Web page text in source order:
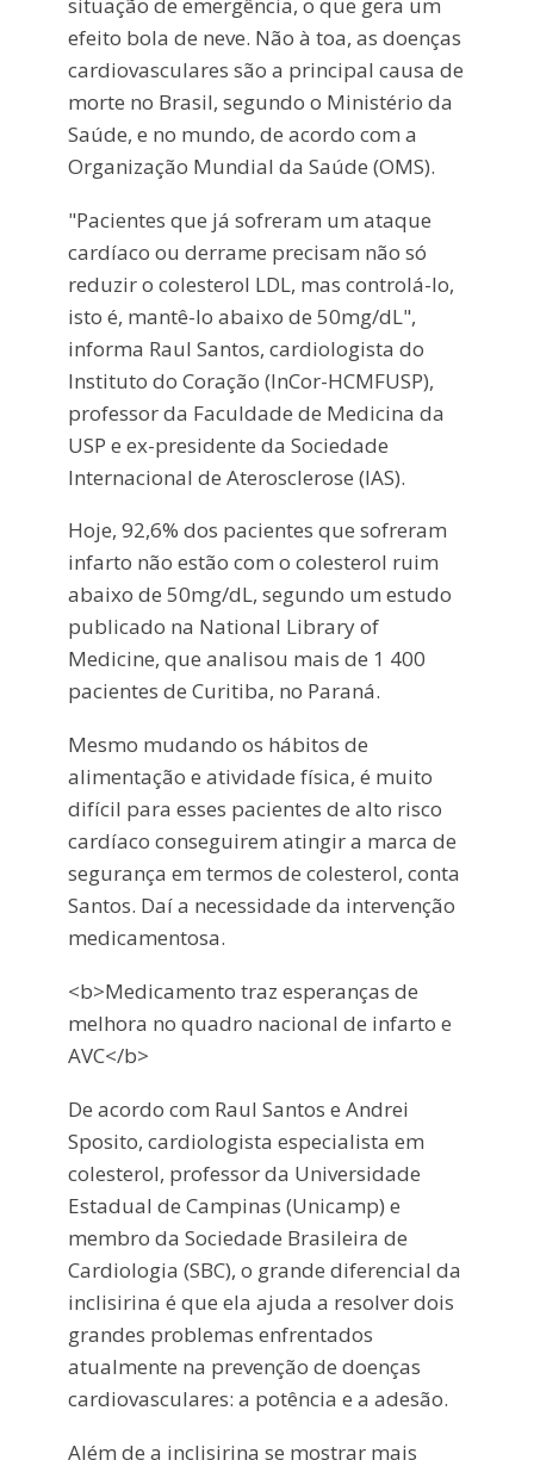
efeito bola de neve. Não à toa, as doenças
cardiovasculares são a principal causa de
morte no Brasil, segundo o Ministério da
Saúde, e no mundo, de acordo com a
Organização Mundial da Saúde (OMS).
"Pacientes que já sofreram um ataque
cardíaco ou derrame precisam não só
reduzir o colesterol LDL, mas controlá-lo,
isto é, mantê-lo abaixo de 50mg/dL",
informa Raul Santos, cardiologista do
Instituto do Coração (InCor-HCMFUSP),
professor da Faculdade de Medicina da
USP e ex-presidente da Sociedade
Internacional de Aterosclerose (IAS).
Hoje, 92,6% dos pacientes que sofreram
infarto não estão com o colesterol ruim
abaixo de 50mg/dL, segundo um estudo
publicado na National Library of
Medicine, que analisou mais de 1 400
pacientes de Curitiba, no Paraná.
Mesmo mudando os hábitos de
alimentação e atividade física, é muito
difícil para esses pacientes de alto risco
cardíaco conseguirem atingir a marca de
segurança em termos de colesterol, conta
Santos. Daí a necessidade da intervenção
medicamentosa.
<b>Medicamento traz esperanças de
melhora no quadro nacional de infarto e
AVC</b>
De acordo com Raul Santos e Andrei
Sposito, cardiologista especialista em
colesterol, professor da Universidade
Estadual de Campinas (Unicamp) e
membro da Sociedade Brasileira de
Cardiologia (SBC), o grande diferencial da
inclisirina é que ela ajuda a resolver dois
grandes problemas enfrentados
atualmente na prevenção de doenças
cardiovasculares: a potência e a adesão.
Além de a inclisirina se mostrar mais